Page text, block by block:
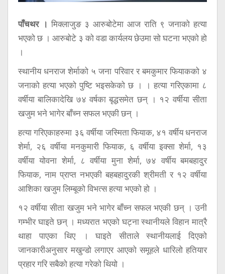
पाँचथर । मिक्लाजुङ ३ आरुबोटेमा आज राति ९ जनाको हत्या
भएको छ । आरुबोटे ३ को वडा कार्यलय छेउमा सो घटना भएको हो
।
स्थानीय धनराज शेर्माको ५ जना परिवार र बमकुमार फियाकको ४
जनाको हत्या भएको पुष्टि भइसकेको छ । । हत्या गरिएकामा ८
वर्षीया बालिकादेखि ७४ वर्षका बृद्धसमेत छन् । १२ वर्षीया सीता
खजुम भने भागेर बाँच्न सफल भएकी छन् ।
हत्या गरिएकाहरुमा ३६ वर्षीया जस्मिता फियाक, ४१ वर्षीय धनराज
शेर्मा, २६ वर्षीया मनकुमारी फियाक, ६ वर्षीया इक्सा शेर्मा, १३
वर्षीया योवना शेर्मा, ८ वर्षीया मुना शेर्मा, ७४ वर्षीय बमबहादुर
फियाक, नाम प्राप्त नभएकी बहबहादुरकी श्रीमती र १२ वर्षीया
आशिका खजुम लिम्बूको विभत्स हत्या भएको हो ।
१२ वर्षीया सीता खजुम भने भागेर बाँच्न सफल भएकी छन् । उनी
गम्भीर घाइते छन् । मध्यरात भएको घट्ना स्थानीयले विहान मात्रै
थाहा पाएका थिए । घाइते सीताले स्थानीयलाई दिएको
जानकारीअनुसार मखुन्डो लगाएर आएको समूहले धारिलो हतियार
प्रहार गरि सबैको हत्या गरेको थियो ।